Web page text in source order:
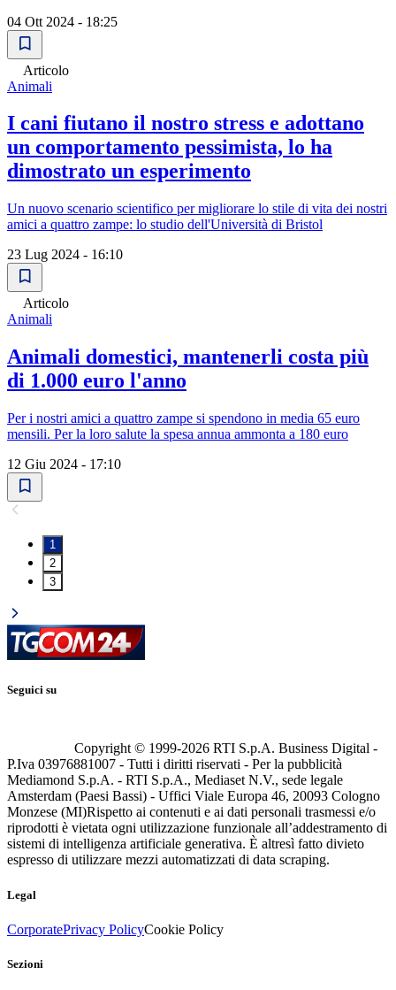
04 Ott 2024 - 18:25
Articolo
Animali
I cani fiutano il nostro stress e adottano
un comportamento pessimista, lo ha
dimostrato un esperimento
Un nuovo scenario scientifico per migliorare lo stile di vita dei nostri
amici a quattro zampe: lo studio dell'Università di Bristol
23 Lug 2024 - 16:10
Articolo
Animali
Animali domestici, mantenerli costa più
di 1.000 euro l'anno
Per i nostri amici a quattro zampe si spendono in media 65 euro
mensili. Per la loro salute la spesa annua ammonta a 180 euro
12 Giu 2024 - 17:10
1
2
3
Seguici su
Copyright © 1999-2026 RTI S.p.A. Business Digital -
P.Iva 03976881007 - Tutti i diritti riservati - Per la pubblicità
Mediamond S.p.A. - RTI S.p.A., Mediaset N.V., sede legale
Amsterdam (Paesi Bassi) - Uffici Viale Europa 46, 20093 Cologno
Monzese (MI)Rispetto ai contenuti e ai dati personali trasmessi e/o
riprodotti è vietata ogni utilizzazione funzionale all’addestramento di
sistemi di intelligenza artificiale generativa. È altresì fatto divieto
espresso di utilizzare mezzi automatizzati di data scraping.
Legal
CorporatePrivacy PolicyCookie Policy
Sezioni